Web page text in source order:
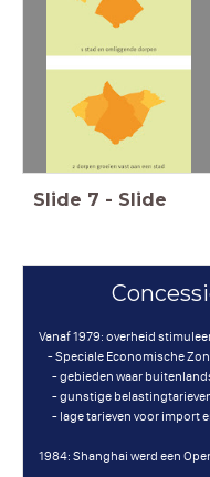
Slide 7 - Slide
Vanaf 1979: overheid
- Speciale Economische
- gebieden waar
- gunstige
- lage tarieven voor import
1984: Shanghai werd een